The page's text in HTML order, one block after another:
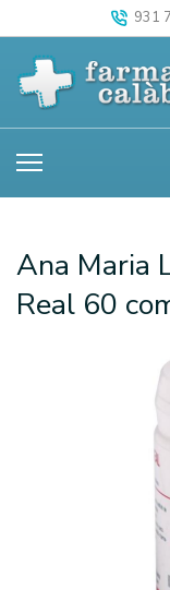
931
Ana Maria
Real 60